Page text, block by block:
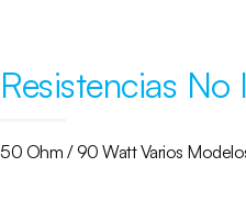
Resistencias
50 Ohm / 90 Watt Varios